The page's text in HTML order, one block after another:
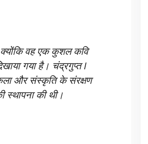
क्योंकि वह एक कुशल कवि
गया है। चंद्रगुप्त I
और संस्कृति के संरक्षण
स्थापना की थी।